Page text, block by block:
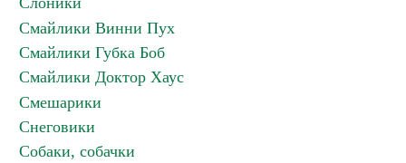
Смайлики Винни Пух
Смайлики Губка Боб
Смайлики Доктор Хаус
Смешарики
Снеговики
Собаки, собачки